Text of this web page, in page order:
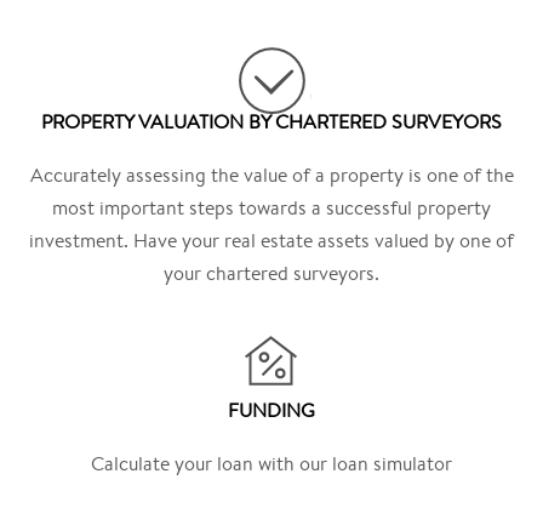
PROPERTY VALUATION BY CHARTERED SURVEYORS
Accurately assessing the value of a property is one of the
most important steps towards a successful property
investment. Have your real estate assets valued by one of
your chartered surveyors.
FUNDING
Calculate your loan with our loan simulator